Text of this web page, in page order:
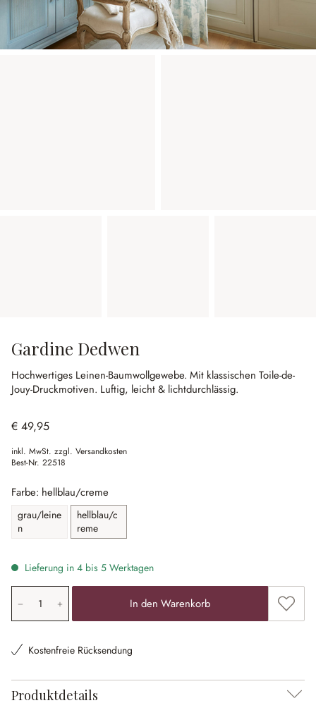
Gardine Dedwen
Hochwertiges Leinen-Baumwollgewebe. Mit klassischen Toile-de-
Jouy-Druckmotiven. Luftig, leicht & lichtdurchlässig.
€ 49,95
inkl. MwSt. zzgl. Versandkosten
Best-Nr. 22518
Farbe: hellblau/creme
grau/leine
n
hellblau/c
reme
Lieferung in 4 bis 5 Werktagen
Produkt Anzahl: Gib den gewünschten Wert ein oder
In den Warenkorb Zum
Kostenfreie Rücksendung
Produktdetails